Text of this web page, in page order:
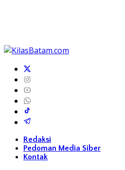
Redaksi
Pedoman Media Siber
Kontak